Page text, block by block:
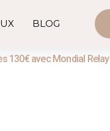
BLOG
130€ avec Mondial Relay